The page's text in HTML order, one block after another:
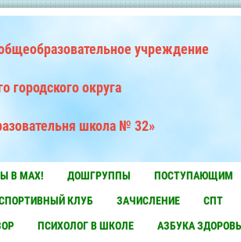
учреждение
городского округа
школа № 32»
В MAX! ДОШГРУППЫ ПОСТУПАЮЩИМ
КЛУБ ЗАЧИСЛЕНИЕ СПТ
ПСИХОЛОГ В ШКОЛЕ АЗБУКА